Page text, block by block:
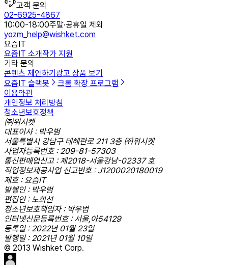
고객 문의
02-6925-4867
10:00-18:00주말·공휴일 제외
yozm_help@wishket.com
요즘IT
요즘IT 소개작가 지원
기타 문의
콘텐츠 제안하기 광고 상품 보기
요즘IT 슬랙봇
크롬 확장 프로그램
이용약관
개인정보 처리방침
청소년보호정책
㈜위시켓
대표이사 : 박우범
서울특별시 강남구 테헤란로 211 3층 ㈜위시켓
사업자등록번호 : 209-81-57303
통신판매업신고 : 제2018-서울강남-02337 호
직업정보제공사업 신고번호 : J1200020180019
제호 : 요즘IT
발행인 : 박우범
편집인 : 노희선
청소년보호책임자 : 박우범
인터넷신문등록번호 : 서울,아54129
등록일 : 2022년 01월 23일
발행일 : 2021년 01월 10일
© 2013 Wishket Corp.